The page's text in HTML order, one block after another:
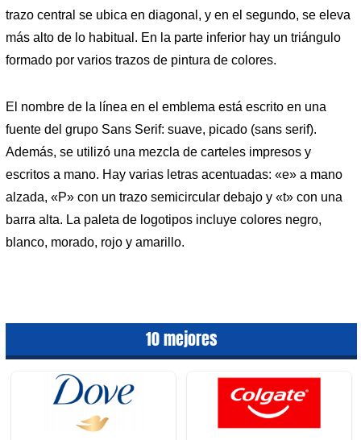
trazo central se ubica en diagonal, y en el segundo, se eleva
más alto de lo habitual. En la parte inferior hay un triángulo
formado por varios trazos de pintura de colores.
El nombre de la línea en el emblema está escrito en una
fuente del grupo Sans Serif: suave, picado (sans serif).
Además, se utilizó una mezcla de carteles impresos y
escritos a mano. Hay varias letras acentuadas: «e» a mano
alzada, «P» con un trazo semicircular debajo y «t» con una
barra alta. La paleta de logotipos incluye colores negro,
blanco, morado, rojo y amarillo.
10 mejores